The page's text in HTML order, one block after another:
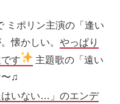
ミポリン主演の「逢い
。懐かしい。やっぱり
す
主題歌の「遠い
♫
はいない…」のエンデ